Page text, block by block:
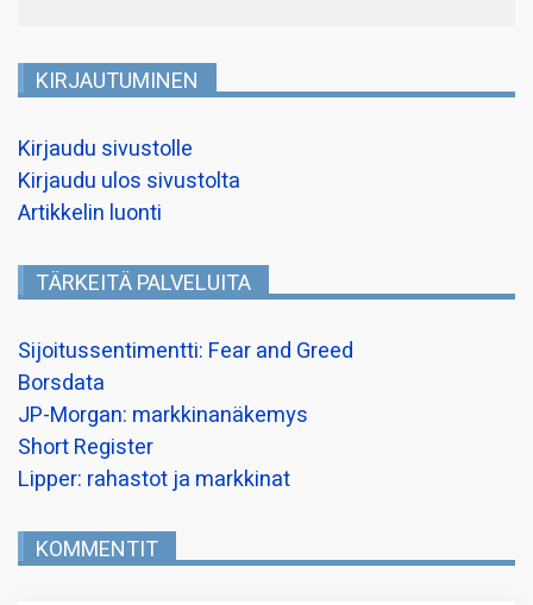
KIRJAUTUMINEN
Kirjaudu sivustolle
Kirjaudu ulos sivustolta
Artikkelin luonti
TÄRKEITÄ PALVELUITA
Sijoitussentimentti: Fear and Greed
Borsdata
JP-Morgan: markkinanäkemys
Short Register
Lipper: rahastot ja markkinat
KOMMENTIT